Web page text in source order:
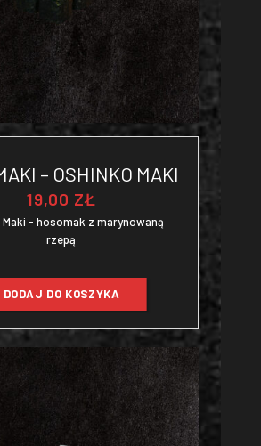
– OSHINKO MAKI
19,00 ZŁ
Maki - hosomak z marynowaną
rzepą
DODAJ DO KOSZYKA